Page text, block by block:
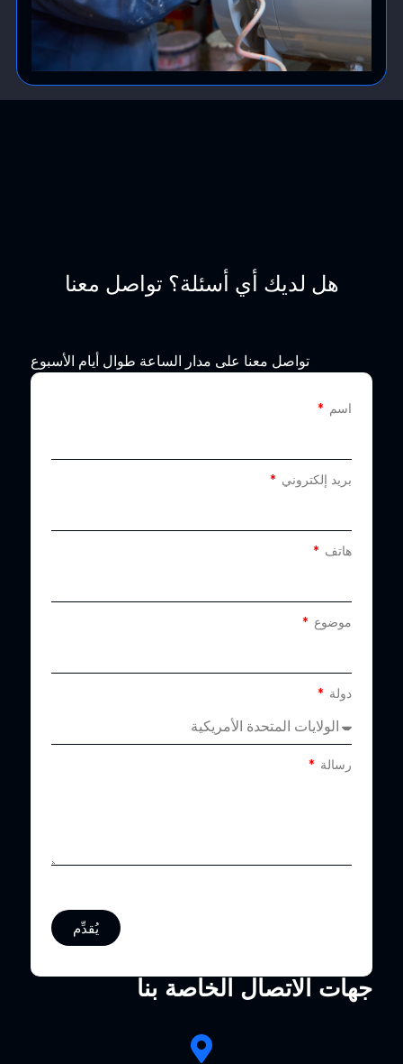
هل لديك أي أسئلة؟ تواصل معنا
تواصل معنا على مدار الساعة طوال أيام الأسبوع
اسم
بريد إلكتروني
هاتف
موضوع
دولة
رسالة
يُقدِّم
جهات الاتصال الخاصة بنا